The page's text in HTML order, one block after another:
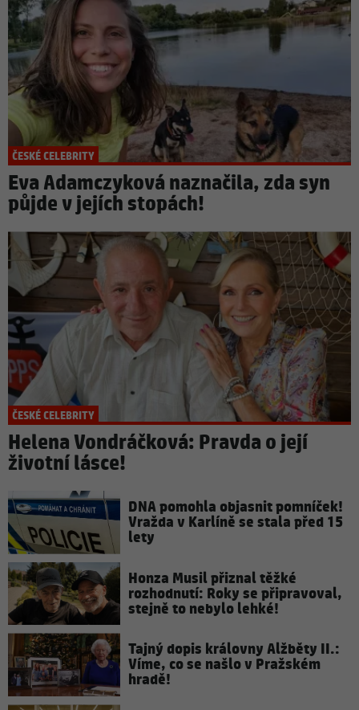
ČESKÉ CELEBRITY
Eva Adamczyková naznačila, zda syn
půjde v jejích stopách!
ČESKÉ CELEBRITY
Helena Vondráčková: Pravda o její
životní lásce!
DNA pomohla objasnit pomníček!
Vražda v Karlíně se stala před 15
lety
Honza Musil přiznal těžké
rozhodnutí: Roky se připravoval,
stejně to nebylo lehké!
Tajný dopis královny Alžběty II.:
Víme, co se našlo v Pražském
hradě!